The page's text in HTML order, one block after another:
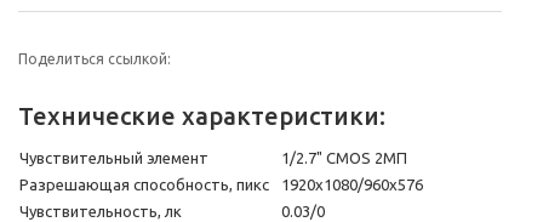
Поделиться ссылкой:
Технические характеристики:
Чувствительный элемент
1/2.7" CMOS 2МП
Разрешающая способность, пикс
1920х1080/960х576
Чувствительность, лк
0.03/0